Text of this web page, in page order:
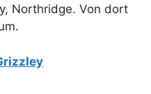
Northridge. Von dort